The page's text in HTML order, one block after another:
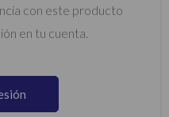
con este producto
en tu cuenta.